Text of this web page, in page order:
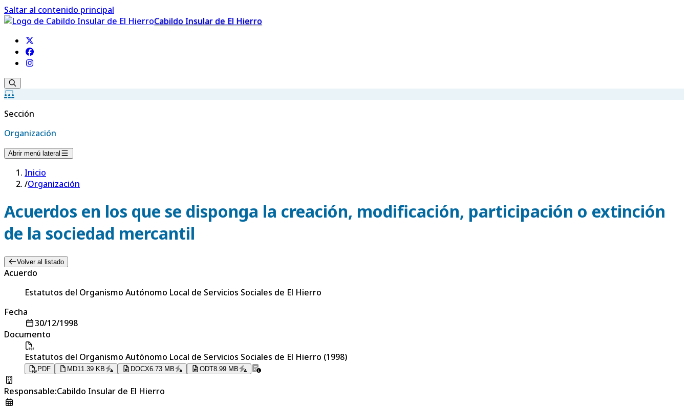
Saltar al contenido principal
Cabildo Insular de El Hierro
Sección
Organización
Abrir menú lateral
Inicio
/Organización
Acuerdos en los que se disponga la creación, modificación, participación o extinción
de la sociedad mercantil
Volver al listado
Acuerdo
Estatutos del Organismo Autónomo Local de Servicios Sociales de El Hierro
Fecha
30/12/1998
Documento
Estatutos del Organismo Autónomo Local de Servicios Sociales de El Hierro (1998)
PDF MD11.39 KB DOCX6.73 MB ODT8.99 MB
Responsable:Cabildo Insular de El Hierro